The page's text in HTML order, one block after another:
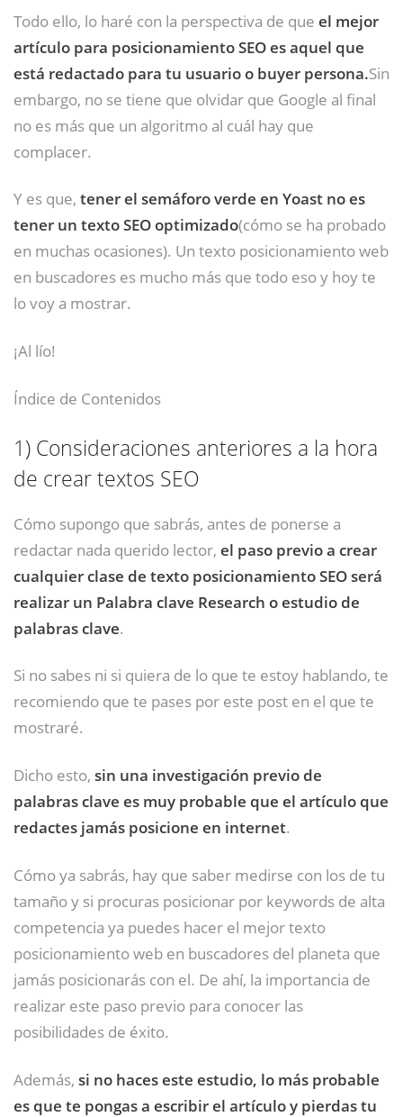
Todo ello, lo haré con la perspectiva de que el mejor
artículo para posicionamiento SEO es aquel que
está redactado para tu usuario o buyer persona.Sin
embargo, no se tiene que olvidar que Google al final
no es más que un algoritmo al cuál hay que
complacer.
Y es que, tener el semáforo verde en Yoast no es
tener un texto SEO optimizado(cómo se ha probado
en muchas ocasiones). Un texto posicionamiento web
en buscadores es mucho más que todo eso y hoy te
lo voy a mostrar.
¡Al lío!
Índice de Contenidos
1) Consideraciones anteriores a la hora
de crear textos SEO
Cómo supongo que sabrás, antes de ponerse a
redactar nada querido lector, el paso previo a crear
cualquier clase de texto posicionamiento SEO será
realizar un Palabra clave Research o estudio de
palabras clave.
Si no sabes ni si quiera de lo que te estoy hablando, te
recomiendo que te pases por este post en el que te
mostraré.
Dicho esto, sin una investigación previo de
palabras clave es muy probable que el artículo que
redactes jamás posicione en internet.
Cómo ya sabrás, hay que saber medirse con los de tu
tamaño y si procuras posicionar por keywords de alta
competencia ya puedes hacer el mejor texto
posicionamiento web en buscadores del planeta que
jamás posicionarás con el. De ahí, la importancia de
realizar este paso previo para conocer las
posibilidades de éxito.
Además, si no haces este estudio, lo más probable
es que te pongas a escribir el artículo y pierdas tu